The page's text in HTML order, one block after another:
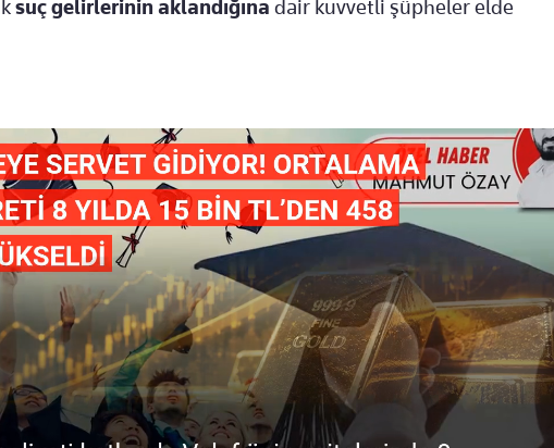
suç gelirlerinin aklandığına dair kuvvetli şüpheler elde